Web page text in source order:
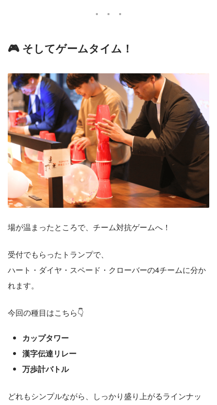
🎮 そしてゲームタイム！
場が温まったところで、チーム対抗ゲームへ！
受付でもらったトランプで、
ハート・ダイヤ・スペード・クローバーの4チームに分か
れます。
今回の種目はこちら👇
カップタワー
漢字伝達リレー
万歩計バトル
どれもシンプルながら、しっかり盛り上がるラインナッ